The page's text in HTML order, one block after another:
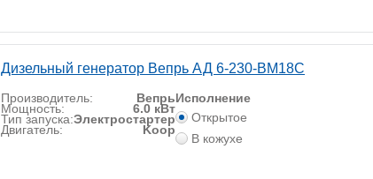
Дизельный генератор Вепрь АД 6-230-ВМ18C
Производитель: Вепрь
Мощность: 6.0 кВт
Тип запуска:Электростартер
Двигатель: Koop
Исполнение
Открытое
В кожухе